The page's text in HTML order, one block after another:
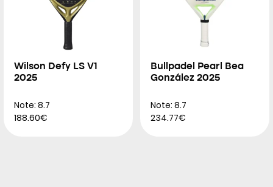
Wilson Defy LS V1
2025
Note: 8.7
188.60€
Bullpadel Pearl Bea
González 2025
Note: 8.7
234.77€